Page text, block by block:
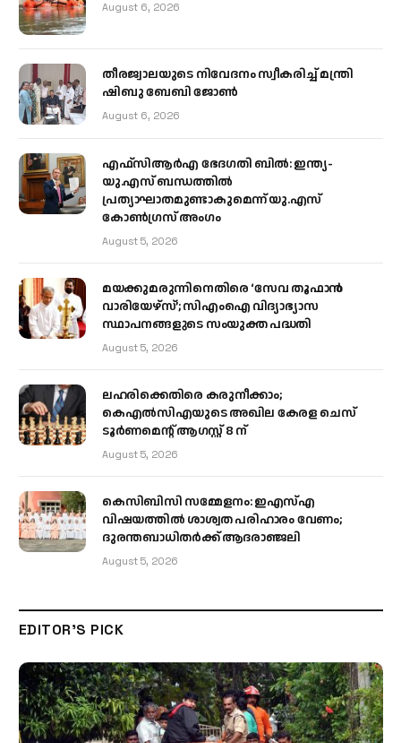
August 6, 2026
തീരജ്വാലയുടെ നിവേദനം സ്വീകരിച്ച് മന്ത്രി
ഷിബു ബേബി ജോൺ
August 6, 2026
എഫ്‌സിആർഎ ഭേദഗതി ബിൽ: ഇന്ത്യ-
യു.എസ് ബന്ധത്തിൽ
പ്രത്യാഘാതമുണ്ടാകുമെന്ന് യു.എസ്
കോൺഗ്രസ് അംഗം
August 5, 2026
മയക്കുമരുന്നിനെതിരെ ‘സേവ തൂഫാൻ
വാരിയേഴ്‌സ്’; സിഎംഐ വിദ്യാഭ്യാസ
സ്ഥാപനങ്ങളുടെ സംയുക്ത പദ്ധതി
August 5, 2026
ലഹരിക്കെതിരെ കരുനീക്കാം;
കെഎൽസിഎയുടെ അഖില കേരള ചെസ്
ടൂർണമെന്റ് ആഗസ്റ്റ് 8 ന്
August 5, 2026
കെസിബിസി സമ്മേളനം: ഇഎസ്എ
വിഷയത്തിൽ ശാശ്വത പരിഹാരം വേണം;
ദുരന്തബാധിതർക്ക് ആദരാഞ്ജലി
August 5, 2026
EDITOR'S PICK